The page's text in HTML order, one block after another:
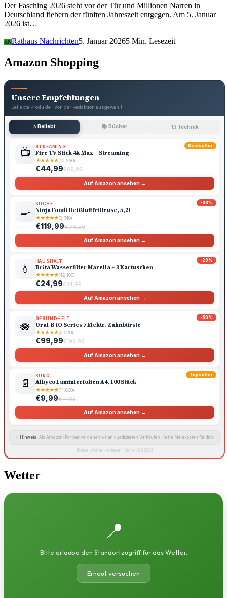
Der Fasching 2026 steht vor der Tür und Millionen Narren in
Deutschland fiebern der fünften Jahreszeit entgegen. Am 5. Januar
2026 ist…
RNRathaus Nachrichten5. Januar 20265 Min. Lesezeit
Amazon Shopping
Unsere Empfehlungen
Beliebte Produkte · Von der Redaktion ausgewählt
⭐ Beliebt 📚 Bücher 🔌 Technik
Bestseller
📺 STREAMING
Fire TV Stick 4K Max – Streaming
★★★★★(15.230)
€44,99€69,99
Auf Amazon ansehen →
-33%
🍳
KÜCHE
Ninja Foodi Heißluftfritteuse, 5,2L
★★★★★(8.740)
€119,99€179,99
Auf Amazon ansehen →
-29%
💧
HAUSHALT
Brita Wasserfilter Marella + 3 Kartuschen
★★★★★(42.100)
€24,99€34,99
Auf Amazon ansehen →
-50%
🪷
GESUNDHEIT
Oral-B iO Series 7 Elektr. Zahnbürste
★★★★★(6.520)
€99,99€199,99
Auf Amazon ansehen →
Topseller
📄
BÜRO
Albyco Laminierfolien A4, 100 Stück
★★★★★(11.800)
€9,99€14,99
Auf Amazon ansehen →
🔗 Hinweis: Als Amazon-Partner verdienen wir an qualifizierten Verkäufen. Keine Mehrkosten für dich.
Preise können variieren · Stand: 9.8.2026
Wetter
📍
Bitte erlaube den Standortzugriff für das Wetter.
Erneut versuchen